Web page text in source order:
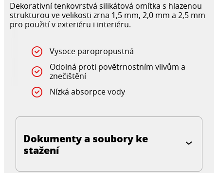
Dekorativní tenkovrstvá silikátová omítka s hlazenou
strukturou ve velikosti zrna 1,5 mm, 2,0 mm a 2,5 mm
pro použití v exteriéru i interiéru.
Vysoce paropropustná
Odolná proti povětrnostním vlivům a
znečištění
Nízká absorpce vody
Dokumenty a soubory ke
stažení